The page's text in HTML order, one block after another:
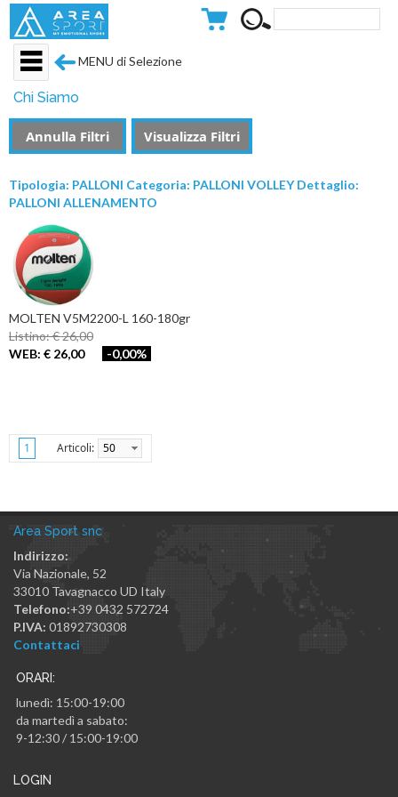
MENU di Selezione
Chi Siamo
Annulla Filtri Visualizza Filtri
Tipologia: PALLONI Categoria: PALLONI VOLLEY Dettaglio:
PALLONI ALLENAMENTO
MOLTEN V5M2200-L 160-180gr
Listino: € 26,00
WEB: € 26,00
-0,00%
1 Articoli: 50
Area Sport snc
Indirizzo:
Via Nazionale, 52
33010 Tavagnacco UD Italy
Telefono:+39 0432 572724
P.IVA: 01892730308
Contattaci
ORARI:
lunedì: 15:00-19:00
da martedì a sabato:
9-12:30 / 15:00-19:00
LOGIN